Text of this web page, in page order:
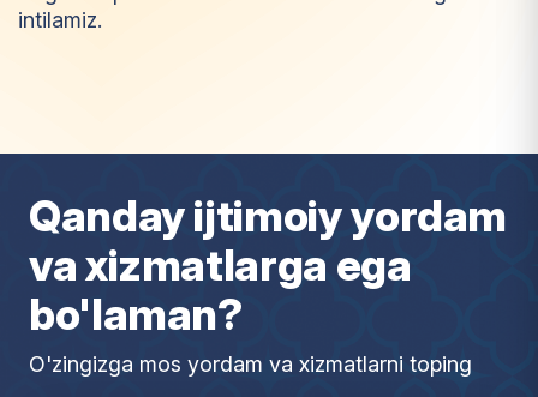
intilamiz.
mtiy oz
Qanday ijtimoiy yordam
va xizmatlarga ega
bo'laman?
O'zingizga mos yordam va xizmatlarni toping